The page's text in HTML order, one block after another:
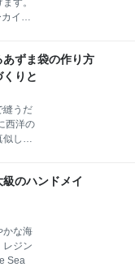
幅に
す。
イ特
普通の
が特徴
薇の
ャレで
。是非
薄茶
ある
飲み
他の
ずま袋の作り方
りと
縫うだ
西洋の
似して
とも
の古
める
っと対
潔さ
から
のハンドメイ
な海
ジン
Sea